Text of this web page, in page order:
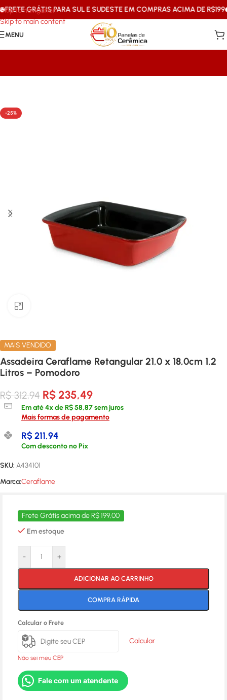
Skip to navigation
Skip to main content
GRÁTIS PARA SUL E SUDESTE EM COMPRAS ACIMA DE R$199
MENU
-25%
MAIS VENDIDO
Assadeira Ceraflame Retangular 21,0 x 18,0cm 1,2
Litros – Pomodoro
R$312,94 R$235,49
Em até4x deR$58,87sem juros
Mais formas de pagamento
R$211,94
Com desconto no Pix
SKU: A434101
Marca:Ceraflame
Frete Grátis acima de R$ 199,00
Em estoque
- +
ADICIONAR AO CARRINHO
COMPRA RÁPIDA
Calcular o Frete
Calcular
Não sei meu CEP
Fale com um atendente